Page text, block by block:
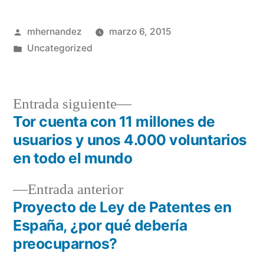
Publicado
por
mhernandez
marzo 6, 2015
Publicado
Uncategorized
Navegación
de
entradas
Entrada anteriorEntrada
anterior:
Proyecto de Ley de Patentes en
España, ¿por qué debería
preocuparnos?
Entrada siguiente
Entrada
siguiente:
Tor cuenta con 11 millones de
usuarios y unos 4.000 voluntarios
en todo el mundo